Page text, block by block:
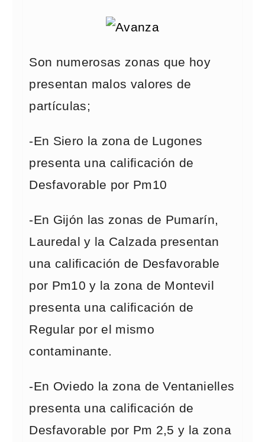
Son numerosas zonas que hoy
presentan malos valores de
partículas;
-En Siero la zona de Lugones
presenta una calificación de
Desfavorable por Pm10
-En Gijón las zonas de Pumarín,
Lauredal y la Calzada presentan
una calificación de Desfavorable
por Pm10 y la zona de Montevil
presenta una calificación de
Regular por el mismo
contaminante.
-En Oviedo la zona de Ventanielles
presenta una calificación de
Desfavorable por Pm 2,5 y la zona